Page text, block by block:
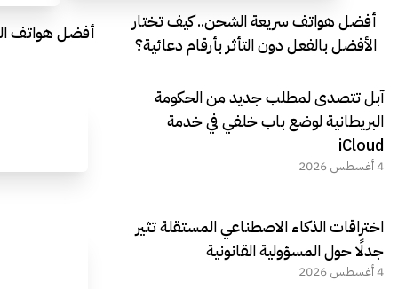
أفضل هواتف سريعة الشحن.. كيف تختار
الأفضل بالفعل دون التأثر بأرقام دعائية؟
أفضل هواتف
آبل تتصدى لمطلب جديد من الحكومة
البريطانية لوضع باب خلفي في خدمة
iCloud
4 أغسطس 2026
اختراقات الذكاء الاصطناعي المستقلة تثير
جدلًا حول المسؤولية القانونية
4 أغسطس 2026